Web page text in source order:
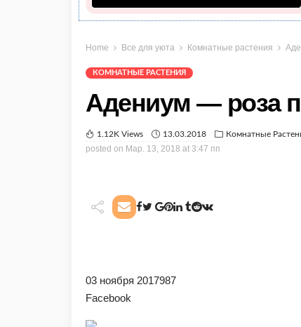
Home Все для уюта Комнатные растения
КОМНАТНЫЕ РАСТЕНИЯ
Адениум — роза
1.12K Views 13.03.2018 Комнатные
posted on Мар. 13, 2018 at 3:47 пп
03 ноября 2017987
Facebook